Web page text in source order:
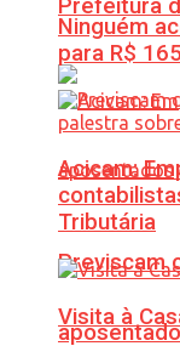
Prefeitura
Previscam
Ninguém
para R$
Acicam:
Tributária
Visita à